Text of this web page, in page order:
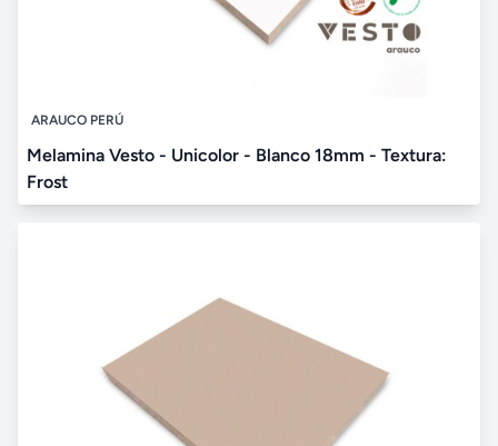
ARAUCO PERÚ
Melamina Vesto - Unicolor - Blanco 18mm - Textura:
Frost